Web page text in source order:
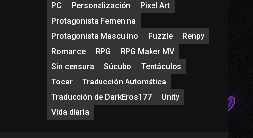
PC
Personalización
Pixel Art
Protagonista Femenina
Protagonista Masculino
Puzzle
Renpy
Romance
RPG
RPG Maker MV
Sin censura
Súcubo
Tentáculos
Tocar
Traducción Automática
Traducción de DarkEros177
Unity
Vida diaria